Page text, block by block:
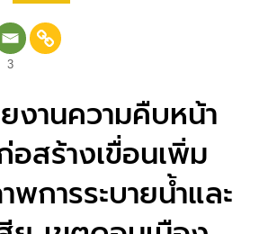
3
ยงานความคืบหน้า
อสร้างเขื่อนเพิ่ม
พการระบายน้ำและ